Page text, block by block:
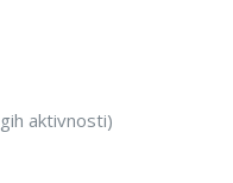
aktivnosti)